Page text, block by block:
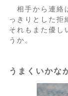
相手から連絡
っきりとした拒
それもまた優し
うか。
うまくいかな